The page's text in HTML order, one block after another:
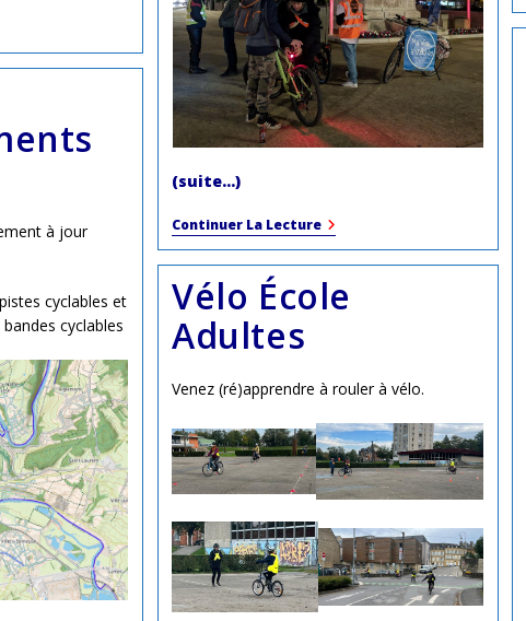
(suite…)
Continuer La LectureCyclistes
Brillez
2024
à jour
cyclables et
cyclables
Vélo École
Adultes
Venez (ré)apprendre à rouler à vélo.